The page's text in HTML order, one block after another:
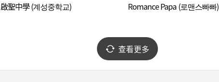
啟聖中學 (계성중학교) Romance Papa (로맨스빠빠)
查看更多